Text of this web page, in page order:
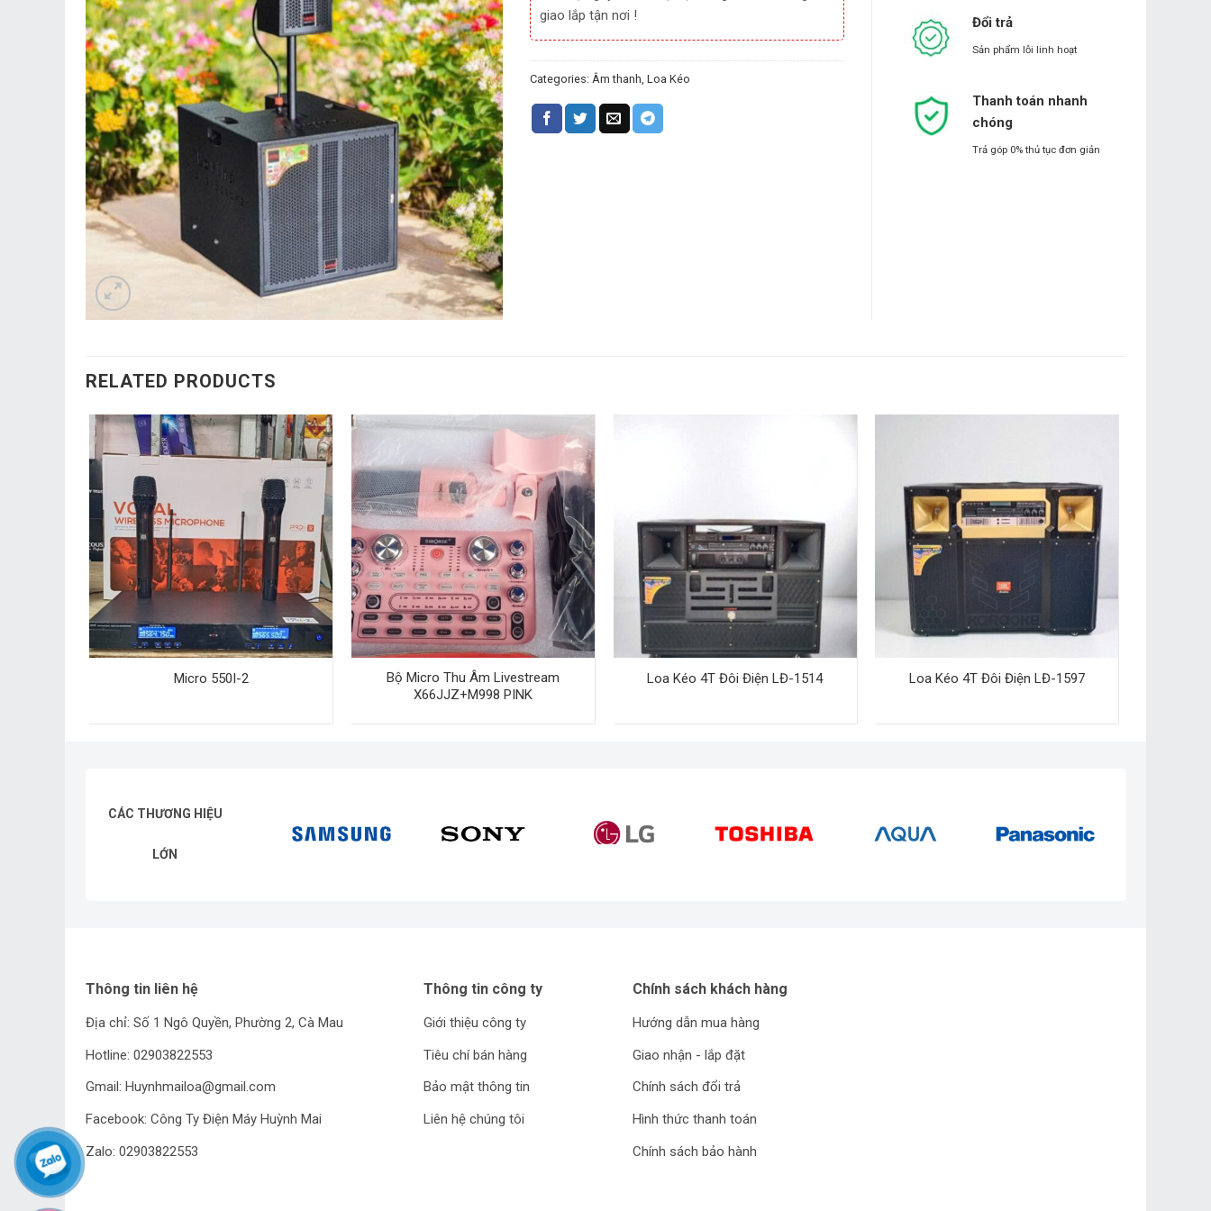
giao lắp tận nơi !
Categories: Âm thanh ,Loa Kéo
Đổi trả
Sản phẩm lỗi linh hoạt
Thanh toán nhanh
chóng
Trả góp 0% thủ tục đơn giản
RELATED PRODUCTS
Micro 550I-2
Bộ Micro Thu Âm Livestream
X66JJZ+M998 PINK
Loa Kéo 4T Đôi Điện LĐ-1514 Loa Kéo 4T Đôi Điện LĐ-1597
CÁC THƯƠNG HIỆU
LỚN
Thông tin liên hệ
Địa chỉ: Số 1 Ngô Quyền, Phường 2, Cà Mau
Hotline: 02903822553
Gmail: Huynhmailoa@gmail.com
Facebook: Công Ty Điện Máy Huỳnh Mai
Zalo: 02903822553
Thông tin công ty
Giới thiệu công ty
Tiêu chí bán hàng
Bảo mật thông tin
Liên hệ chúng tôi
Chính sách khách hàng
Hướng dẫn mua hàng
Giao nhận - lắp đặt
Chính sách đổi trả
Hình thức thanh toán
Chính sách bảo hành